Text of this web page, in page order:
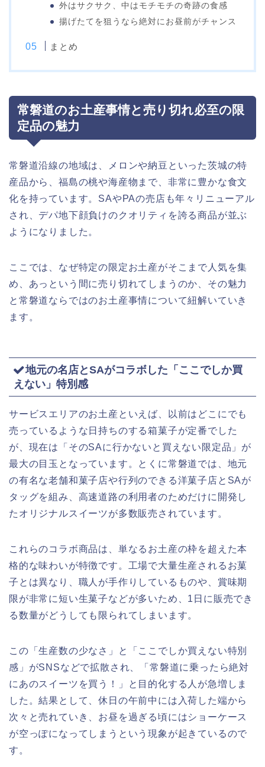
外はサクサク、中はモチモチの奇跡の食感
揚げたてを狙うなら絶対にお昼前がチャンス
まとめ
常磐道のお土産事情と売り切れ必至の限
定品の魅力
常磐道沿線の地域は、メロンや納豆といった茨城の特
産品から、福島の桃や海産物まで、非常に豊かな食文
化を持っています。SAやPAの売店も年々リニューアル
され、デパ地下顔負けのクオリティを誇る商品が並ぶ
ようになりました。
ここでは、なぜ特定の限定お土産がそこまで人気を集
め、あっという間に売り切れてしまうのか、その魅力
と常磐道ならではのお土産事情について紐解いていき
ます。
地元の名店とSAがコラボした「ここでしか買
えない」特別感
サービスエリアのお土産といえば、以前はどこにでも
売っているような日持ちのする箱菓子が定番でした
が、現在は「そのSAに行かないと買えない限定品」が
最大の目玉となっています。とくに常磐道では、地元
の有名な老舗和菓子店や行列のできる洋菓子店とSAが
タッグを組み、高速道路の利用者のためだけに開発し
たオリジナルスイーツが多数販売されています。
これらのコラボ商品は、単なるお土産の枠を超えた本
格的な味わいが特徴です。工場で大量生産されるお菓
子とは異なり、職人が手作りしているものや、賞味期
限が非常に短い生菓子などが多いため、1日に販売でき
る数量がどうしても限られてしまいます。
この「生産数の少なさ」と「ここでしか買えない特別
感」がSNSなどで拡散され、「常磐道に乗ったら絶対
にあのスイーツを買う！」と目的化する人が急増しま
した。結果として、休日の午前中には入荷した端から
次々と売れていき、お昼を過ぎる頃にはショーケース
が空っぽになってしまうという現象が起きているので
す。